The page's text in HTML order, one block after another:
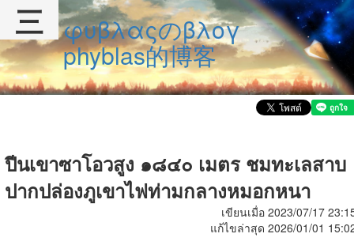
φυβλαςのβλογ
phyblas的博客
ปีนเขาซาโอวสูง ๑๘๔๐ เมตร ชมทะเลสาบ
ปากปล่องภูเขาไฟท่ามกลางหมอกหนา
เขียนเมื่อ 2023/07/17
แก้ไขล่าสุด 2026/01/01
三